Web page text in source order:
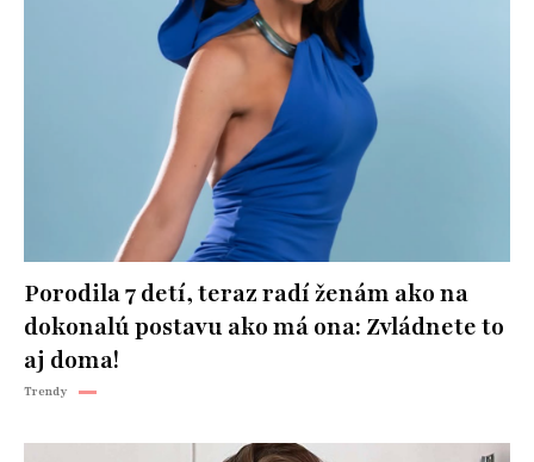
Porodila 7 detí, teraz radí ženám ako na
dokonalú postavu ako má ona: Zvládnete to
aj doma!
Trendy